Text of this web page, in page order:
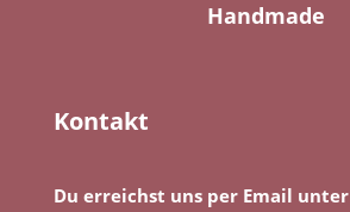
Handmade
Kontakt
Du erreichst uns per Email unter